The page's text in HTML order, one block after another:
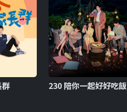
230 陪你一起好好吃飯